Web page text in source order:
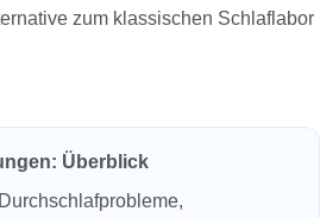
zum klassischen Schlaflabor
Überblick